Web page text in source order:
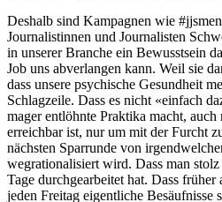
Deshalb sind Kampagnen wie
Journalistinnen und Journalisten
in unserer Branche ein Bewusstsein
Job uns abverlangen kann. Weil sie
dass unsere psychische Gesundheit
Schlagzeile. Dass es nicht «einfach
mager entlöhnte Praktika macht, auch
erreichbar ist, nur um mit der Furcht
nächsten Sparrunde von
wegrationalisiert wird. Dass man
Tage durchgearbeitet hat. Dass
jeden Freitag eigentliche Besäufnisse